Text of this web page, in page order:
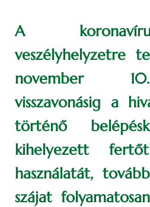
A
veszélyhelyzetre
november
visszavonásig a
történő
kihelyezett
használatát,
szájat